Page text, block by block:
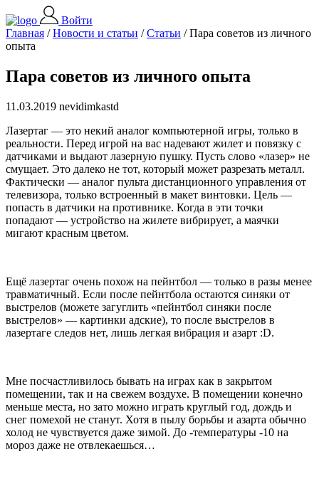
Войти
Главная /Новости и статьи /Статьи /Пара советов из личного
опыта
Пара советов из личного опыта
11.03.2019 nevidimkastd
Лазертаг — это некий аналог компьютерной игры, только в
реальности. Перед игрой на вас надевают жилет и повязку с
датчиками и выдают лазерную пушку. Пусть слово «лазер» не
смущает. Это далеко не тот, который может разрезать металл.
Фактически — аналог пульта дистанционного управления от
телевизора, только встроенный в макет винтовки. Цель —
попасть в датчики на противнике. Когда в эти точки
попадают — устройство на жилете вибрирует, а маячки
мигают красным цветом.
Ещё лазертаг очень похож на пейнтбол — только в разы менее
травматичный. Если после пейнтбола остаются синяки от
выстрелов (можете загуглить «пейнтбол синяки после
выстрелов» — картинки адские), то после выстрелов в
лазертаге следов нет, лишь легкая вибрация и азарт :D.
Мне посчастливилось бывать на играх как в закрытом
помещении, так и на свежем воздухе. В помещении конечно
меньше места, но зато можно играть круглый год, дождь и
снег помехой не станут. Хотя в пылу борьбы и азарта обычно
холод не чувствуется даже зимой. До -температуры -10 на
мороз даже не отвлекаешься…